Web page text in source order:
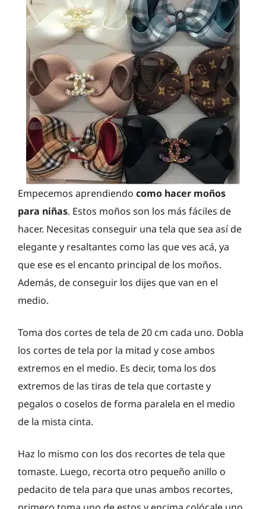
Empecemos aprendiendo como hacer moños
para niñas. Estos moños son los más fáciles de
hacer. Necesitas conseguir una tela que sea así de
elegante y resaltantes como las que ves acá, ya
que ese es el encanto principal de los moños.
Además, de conseguir los dijes que van en el
medio.
Toma dos cortes de tela de 20 cm cada uno. Dobla
los cortes de tela por la mitad y cose ambos
extremos en el medio. Es decir, toma los dos
extremos de las tiras de tela que cortaste y
pegalos o coselos de forma paralela en el medio
de la mista cinta.
Haz lo mismo con los dos recortes de tela que
tomaste. Luego, recorta otro pequeño anillo o
pedacito de tela para que unas ambos recortes,